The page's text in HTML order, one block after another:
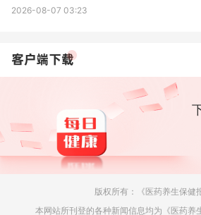
2026-08-07 03:23
版权所有：《医药养生保健
本网站所刊登的各种新闻信息均为《医药养